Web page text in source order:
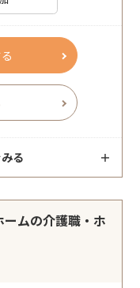
る
ムの介護職・ホ